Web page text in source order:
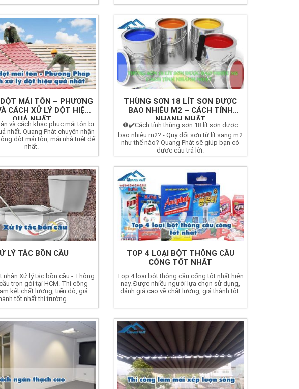
MÁI TÔN – PHƯƠNG
CÁCH XỬ LÝ DỘT HIỆU
QUẢ NHẤT
và cách khắc phục mái tôn bi
nhất. Quang Phát chuyên nhận
dột mái tôn, mái nhà triệt để
nhất.
THÙNG SƠN 18 LÍT SƠN ĐƯỢC
BAO NHIÊU M2 – CÁCH TÍNH
NHANH NHẤT
❶✔️Cách tính thùng sơn 18 lít sơn được
bao nhiêu m2? - Quy đổi sơn từ lít sang m2
như thế nào? Quang Phát sẽ giúp bạn có
được câu trả lời.
LÝ TẮC BỒN CẦU
nhận Xử lý tắc bồn cầu - Thông
trọn gói tại HCM. Thi công
kết chất lượng, tiến độ, giá
tốt nhất thị trường
TOP 4 LOẠI BỘT THÔNG CẦU
CỐNG TỐT NHẤT
Top 4 loại bột thông cầu cống tốt nhất hiện
nay. Được nhiều người lựa chọn sử dụng,
đánh giá cao về chất lượng, giá thành tốt.